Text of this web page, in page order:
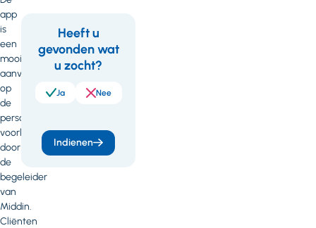
app
is
een
mooie
aanvulling
op
de
persoonlijke
voorlichting
door
de
begeleider
van
Middin.
Cliënten
Feedback
Heeft u
gevonden wat
u zocht?
Ja Nee
Indienen